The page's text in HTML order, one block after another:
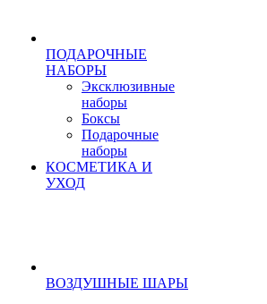
ПОДАРОЧНЫЕ
НАБОРЫ
Эксклюзивные
наборы
Боксы
Подарочные
наборы
КОСМЕТИКА И
УХОД
ВОЗДУШНЫЕ ШАРЫ